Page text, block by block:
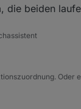
die beiden
Oder